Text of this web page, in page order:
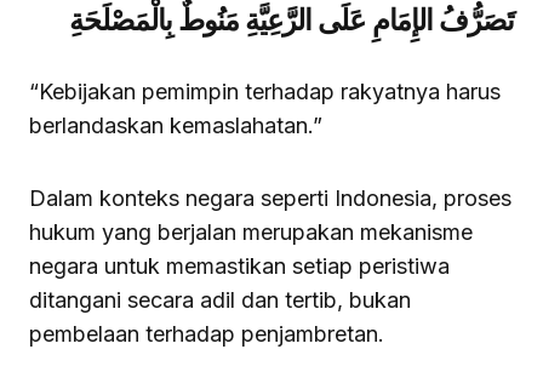
تَصَرُّفُ الإِمَامِ عَلَى الرَّعِيَّةِ مَنُوطٌ بِالْمَصْلَحَةِ
“Kebijakan pemimpin terhadap rakyatnya harus
berlandaskan kemaslahatan.”
Dalam konteks negara seperti Indonesia, proses
hukum yang berjalan merupakan mekanisme
negara untuk memastikan setiap peristiwa
ditangani secara adil dan tertib, bukan
pembelaan terhadap penjambretan.